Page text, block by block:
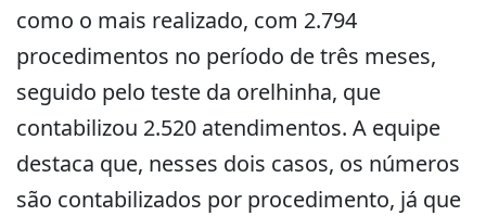
como o mais realizado, com 2.794
procedimentos no período de três meses,
seguido pelo teste da orelhinha, que
contabilizou 2.520 atendimentos. A equipe
destaca que, nesses dois casos, os números
são contabilizados por procedimento, já que